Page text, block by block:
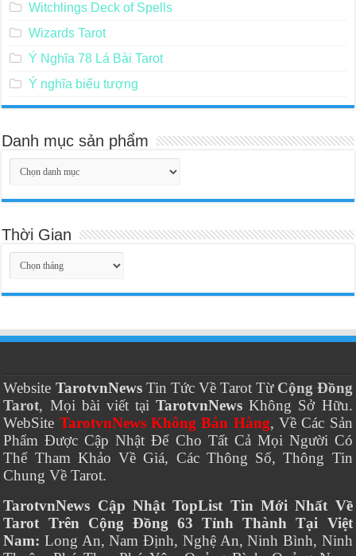
Witchlings Deck of Spells
Wizards Tarot
Ý Nghĩa 78 Lá Bài Tarot
Ý nghĩa biểu tượng
Danh mục sản phẩm
Thời Gian
Thời
Gian
Website TarotvnNewsTin Tức Về Tarot Từ Cộng Đồng
Tarot, Mọi bài viết tạiTarotvnNews Không Sở Hữu.
WebSite TarotvnNews Không Bán Hàng, Về Các Sản
Phẩm Được Cập Nhật Để Cho Tất Cả Mọi Người Có
Thể Tham Khảo Về Giá, Các Thông Số, Thông Tin
Chung Về Tarot.
TarotvnNews Cập Nhật TopList Tin Mới Nhất Về
Tarot Trên Cộng Đồng 63 Tỉnh Thành Tại Việt
Nam: Long An, Nam Định, Nghệ An, Ninh Bình, Ninh